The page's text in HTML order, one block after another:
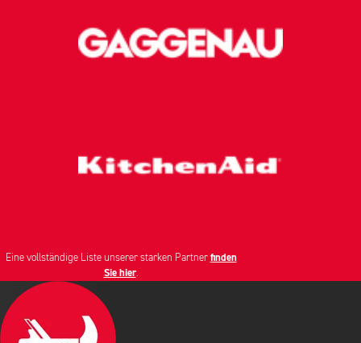
Eine vollständige Liste unserer starken Partner finden
Sie hier.